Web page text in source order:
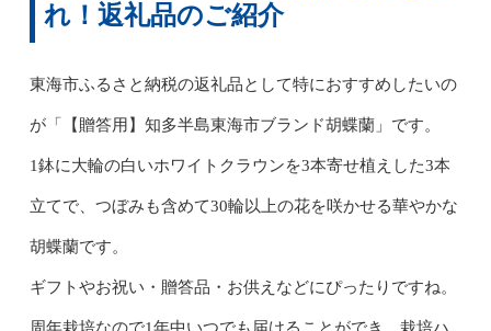
れ！返礼品のご紹介
東海市ふるさと納税の返礼品として特におすすめしたいの
が「【贈答用】知多半島東海市ブランド胡蝶蘭」です。
1鉢に大輪の白いホワイトクラウンを3本寄せ植えした3本
立てで、つぼみも含めて30輪以上の花を咲かせる華やかな
胡蝶蘭です。
ギフトやお祝い・贈答品・お供えなどにぴったりですね。